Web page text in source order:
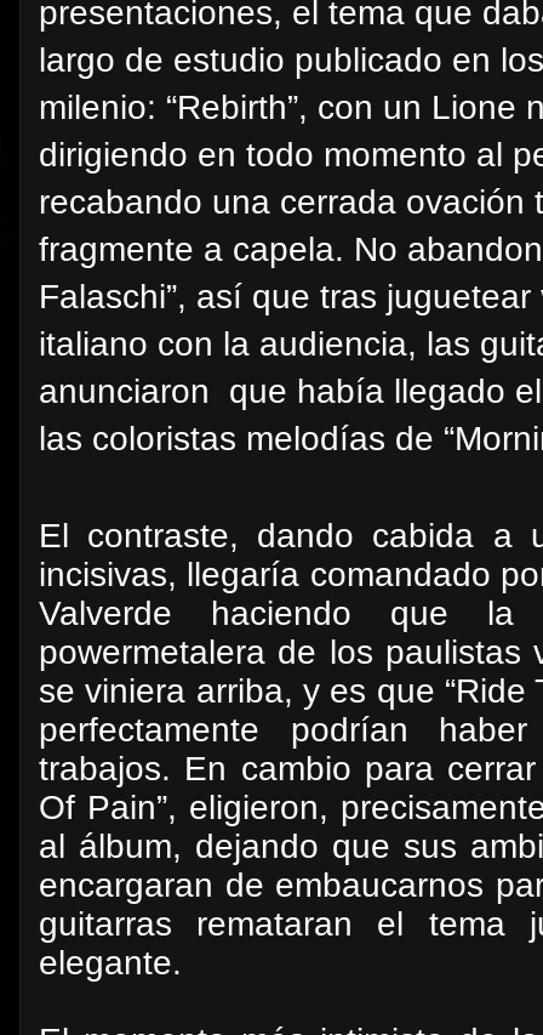
presentaciones, el tema que
largo de estudio publicado en
milenio: “Rebirth”, con un Lione
dirigiendo en todo momento al
recabando una cerrada ovación
fragmente a capela. No
Falaschi”, así que tras
italiano con la audiencia, las
anunciaron
que había llegado
las coloristas melodías de
El contraste, dando cabida a
incisivas, llegaría comandado
Valverde haciendo que la
powermetalera de los
se viniera arriba, y es que
perfectamente podrían
trabajos. En cambio para
Of Pain”, eligieron,
al álbum, dejando que sus
encargaran de embaucarnos
guitarras remataran el
elegante.